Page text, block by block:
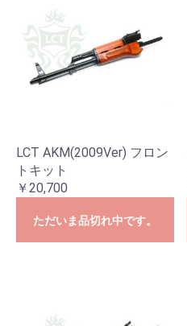
LCT AKM(2009Ver) フロン
トキット
￥20,700
ただいま品切れ中です。